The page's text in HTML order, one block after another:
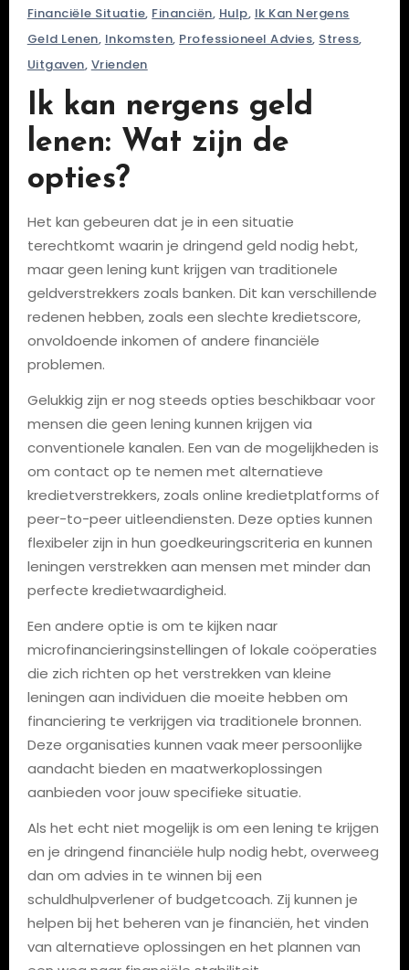
Financiële Situatie, Financiën, Hulp, Ik Kan Nergens
Geld Lenen, Inkomsten, Professioneel Advies, Stress,
Uitgaven, Vrienden
Ik kan nergens geld
lenen: Wat zijn de
opties?
Het kan gebeuren dat je in een situatie
terechtkomt waarin je dringend geld nodig hebt,
maar geen lening kunt krijgen van traditionele
geldverstrekkers zoals banken. Dit kan verschillende
redenen hebben, zoals een slechte kredietscore,
onvoldoende inkomen of andere financiële
problemen.
Gelukkig zijn er nog steeds opties beschikbaar voor
mensen die geen lening kunnen krijgen via
conventionele kanalen. Een van de mogelijkheden is
om contact op te nemen met alternatieve
kredietverstrekkers, zoals online kredietplatforms of
peer-to-peer uitleendiensten. Deze opties kunnen
flexibeler zijn in hun goedkeuringscriteria en kunnen
leningen verstrekken aan mensen met minder dan
perfecte kredietwaardigheid.
Een andere optie is om te kijken naar
microfinancieringsinstellingen of lokale coöperaties
die zich richten op het verstrekken van kleine
leningen aan individuen die moeite hebben om
financiering te verkrijgen via traditionele bronnen.
Deze organisaties kunnen vaak meer persoonlijke
aandacht bieden en maatwerkoplossingen
aanbieden voor jouw specifieke situatie.
Als het echt niet mogelijk is om een lening te krijgen
en je dringend financiële hulp nodig hebt, overweeg
dan om advies in te winnen bij een
schuldhulpverlener of budgetcoach. Zij kunnen je
helpen bij het beheren van je financiën, het vinden
van alternatieve oplossingen en het plannen van